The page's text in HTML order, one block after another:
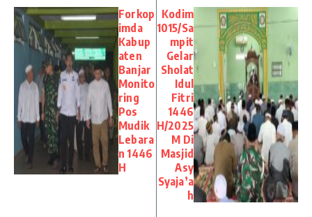
Forkop
imda
Kabup
aten
Banjar
Monito
ring
Pos
Mudik
Lebara
n 1446
H
Kodim
1015/Sa
mpit
Gelar
Sholat
Idul
Fitri
1446
H/2025
M Di
Masjid
Asy
Syaja’a
h